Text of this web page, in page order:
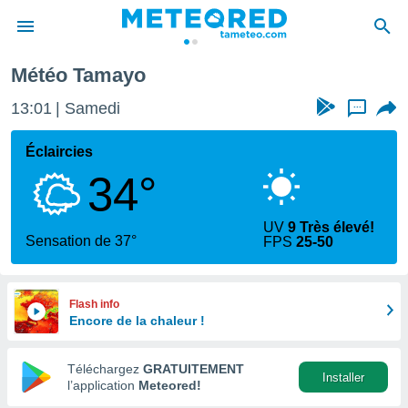
de
en
Météo Tamayo
13:01 Samedi ...
Éclaircies
34°
Sensation de 37°
UV9 Très élevé!
FPS25-50
Flash info
Encore de la chaleur !
Téléchargez GRATUITEMENT
l’application Meteored!
Installer